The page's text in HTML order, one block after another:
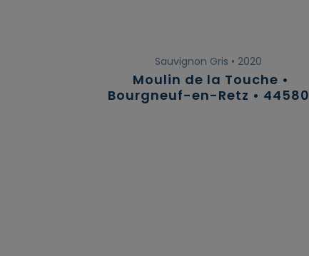
Sauvignon Gris • 2020
Moulin de la Touche •
Bourgneuf-en-Retz • 44580